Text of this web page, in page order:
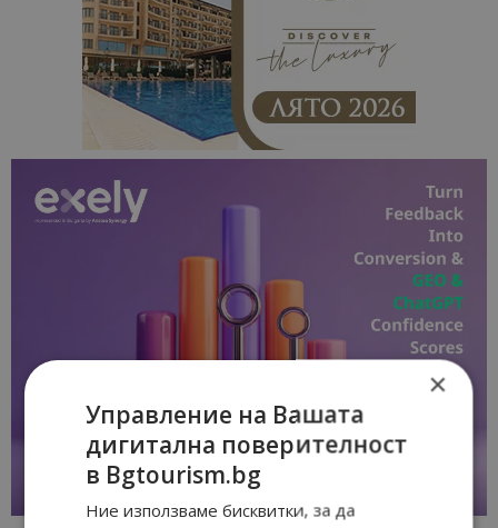
×
Управление на Вашата
дигитална поверителност
в Bgtourism.bg
Ние използваме бисквитки, за да